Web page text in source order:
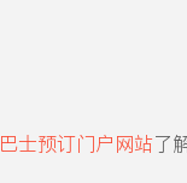
巴士预订门户网站了